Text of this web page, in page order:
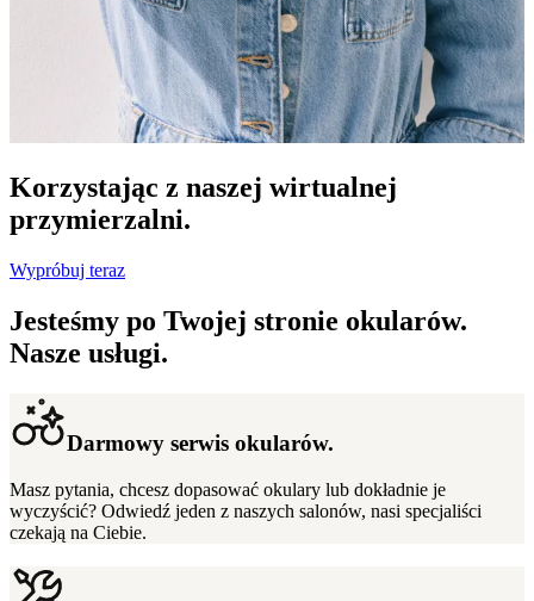
Korzystając z naszej wirtualnej
przymierzalni.
Wypróbuj teraz
Jesteśmy po Twojej stronie okularów.
Nasze usługi.
Darmowy serwis okularów.
Masz pytania, chcesz dopasować okulary lub dokładnie je
wyczyścić? Odwiedź jeden z naszych salonów, nasi specjaliści
czekają na Ciebie.